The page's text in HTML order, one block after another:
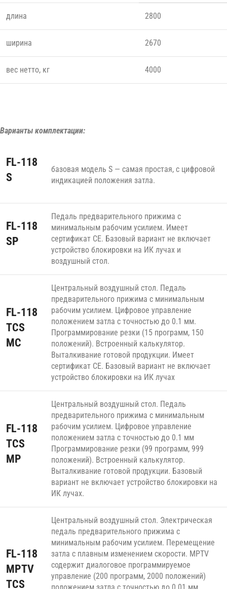
длина 2800
ширина 2670
вес нетто, кг 4000
Варианты комплектации:
FL-118
S
базовая модель S — самая простая, с цифровой
индикацией положения затла.
FL-118
SP
Педаль предварительного прижима с
минимальным рабочим усилием. Имеет
сертификат СЕ. Базовый вариант не включает
устройство блокировки на ИК лучах и
воздушный стол.
FL-118
TCS
MC
Центральный воздушный стол. Педаль
предварительного прижима с минимальным
рабочим усилием. Цифровое управление
положением затла с точностью до 0.1 мм.
Программирование резки (15 программ, 150
положений). Встроенный калькулятор.
Выталкивание готовой продукции. Имеет
сертификат СЕ. Базовый вариант не включает
устройство блокировки на ИК лучах
FL-118
TCS
MP
Центральный воздушный стол. Педаль
предварительного прижима с минимальным
рабочим усилием. Цифровое управление
положением затла с точностью до 0.1 мм
Программирование резки (99 программ, 999
положений). Встроенный калькулятор.
Выталкивание готовой продукции. Базовый
вариант не включает устройство блокировки на
ИК лучах.
FL-118
MPTV
TCS
Центральный воздушный стол. Электрическая
педаль предварительного прижима с
минимальным рабочим усилием. Перемещение
затла с плавным изменением скорости. MPTV
содержит диалоговое программируемое
управление (200 программ, 2000 положений)